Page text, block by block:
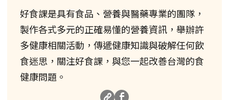
好食課是具有食品、營養與醫藥專業的團隊，
製作各式多元的正確易懂的營養資訊，舉辦許
多健康相關活動，傳遞健康知識與破解任何飲
食迷思，關注好食課，與您一起改善台灣的食
健康問題。